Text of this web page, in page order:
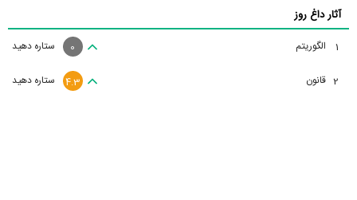
آثار داغ روز
1 الگوریتم ستاره دهید 0
2 قانون ستاره دهید 4.3